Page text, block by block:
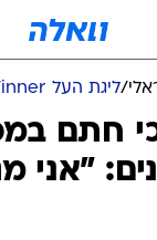
/ליגת העל Winner
חתם
"אני